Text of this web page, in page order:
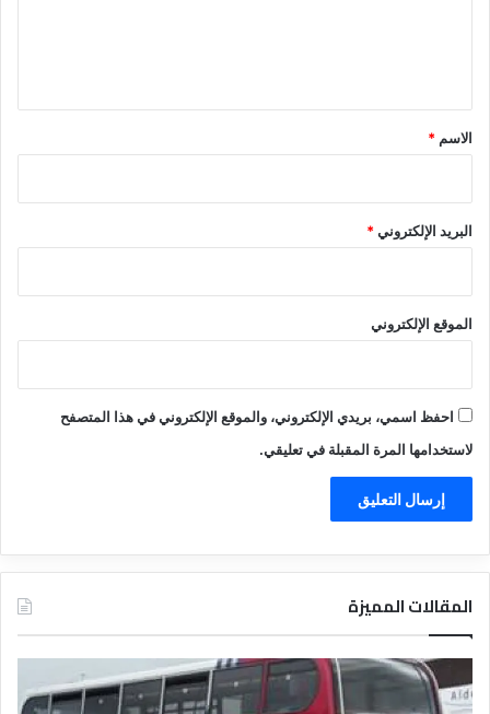
*
الاسم *
البريد الإلكتروني*
الموقع الإلكتروني
احفظ اسمي، بريدي الإلكتروني، والموقع الإلكتروني في هذا المتصفح
لاستخدامها المرة المقبلة في تعليقي.
المقالات المميزة
ل